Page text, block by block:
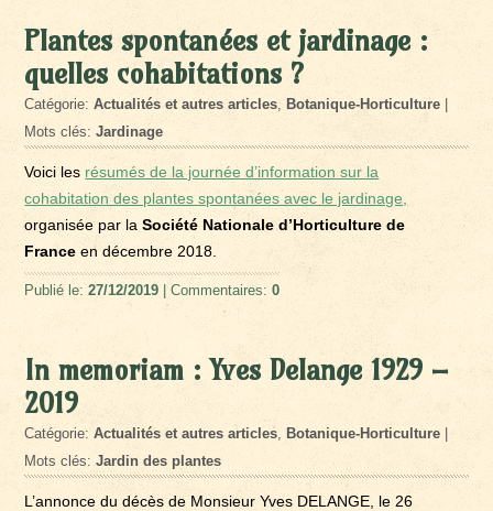
Plantes spontanées et jardinage :
quelles cohabitations ?
Catégorie:Actualités et autres articles ,Botanique-Horticulture |
Mots clés:Jardinage
Voici les résumés de la journée d’information sur la
cohabitation des plantes spontanées avec le jardinage,
organisée par laSociété Nationale d’Horticulture de
Franceen décembre 2018.
Publié le:27/12/2019 | Commentaires:0
In memoriam : Yves Delange 1929 –
2019
Catégorie:Actualités et autres articles ,Botanique-Horticulture |
Mots clés:Jardin des plantes
L’annonce du décès de Monsieur Yves DELANGE, le 26